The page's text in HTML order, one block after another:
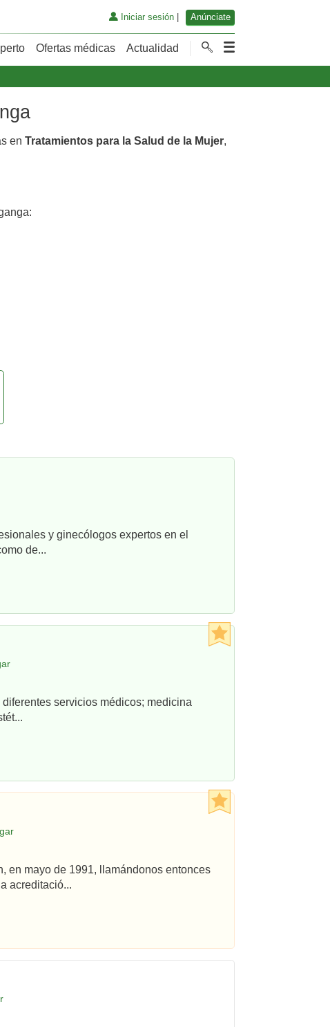
Iniciar sesión| Anúnciate
Ofertas médicas Actualidad
en Tratamientos para la Salud de la Mujer,
y ginecólogos expertos en el
de...
servicios médicos; medicina
en mayo de 1991, llamándonos entonces
acreditació...